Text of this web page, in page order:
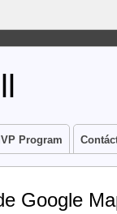
Program
Google